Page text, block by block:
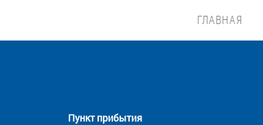
ГЛАВНАЯ
Пункт прибытия